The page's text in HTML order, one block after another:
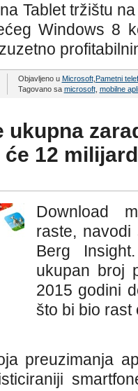
Tablet tržištu
Windows 8
Objavljeno u Microsoft, Pametni
Tagovano sa microsoft, mobilne
ukupna
12
Download
raste,
Berg
ukupan broj
2015 godini
što bi bio rast
preuzimanja